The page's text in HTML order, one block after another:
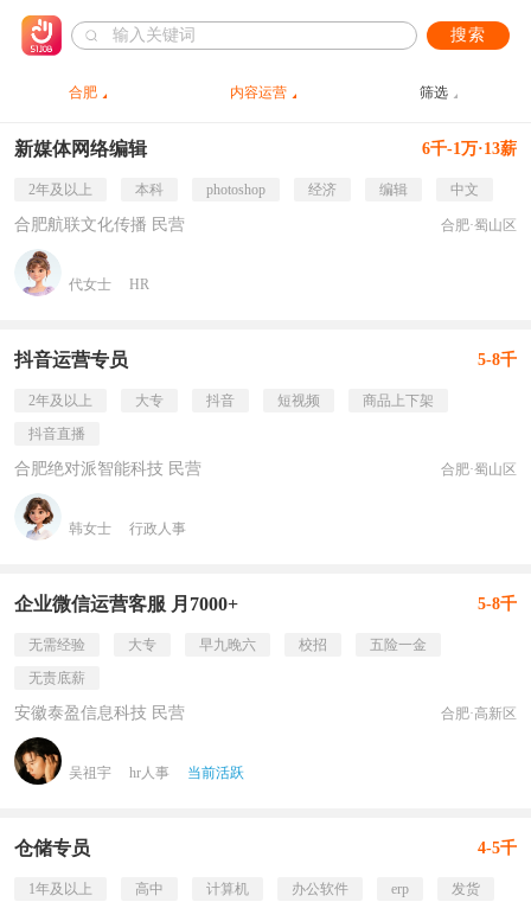
搜索
合肥 内容运营 筛选
新媒体网络编辑 6千-1万·13薪
2年及以上 本科 photoshop 经济 编辑 中文
合肥航联文化传播 民营 合肥·蜀山区
代女士 HR
抖音运营专员 5-8千
2年及以上 大专 抖音 短视频
商品上下架
抖音直播
合肥绝对派智能科技 民营 合肥·蜀山区
韩女士 行政人事
企业微信运营客服 月7000+ 5-8千
无需经验 大专 早九晚六 校招
五险一金
无责底薪
安徽泰盈信息科技 民营 合肥·高新区
吴祖宇 hr人事 当前活跃
仓储专员 4-5千
1年及以上 高中 计算机 办公软件 erp 发货